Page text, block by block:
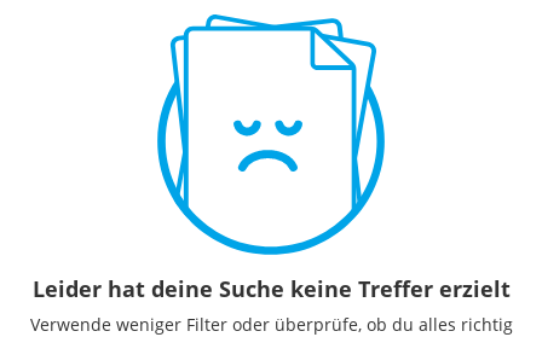
Leider hat deine Suche keine Treffer erzielt
Verwende weniger Filter oder überprüfe, ob du alles richtig